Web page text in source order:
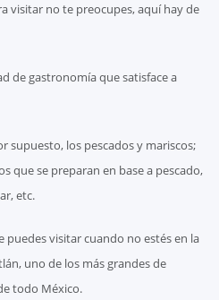
visitar no te preocupes, aquí hay de
de gastronomía que satisface a
supuesto, los pescados y mariscos;
que se preparan en base a pescado,
etc.
puedes visitar cuando no estés en la
uno de los más grandes de
todo México.